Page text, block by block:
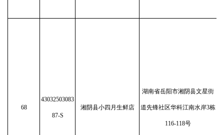
68
43032503083
87-S
湘阴县小四月生鲜店
湖南省岳阳市湘阴县文星街
道先锋社区华科江南水岸3栋
116-118号